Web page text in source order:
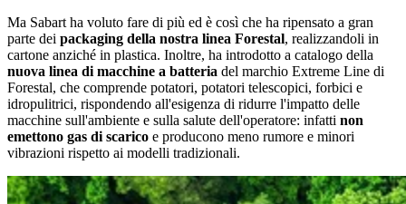
Ma Sabart ha voluto fare di più ed è così che ha ripensato a gran
parte dei packaging della nostra linea Forestal, realizzandoli in
cartone anziché in plastica. Inoltre, ha introdotto a catalogo della
nuova linea di macchine a batteria del marchio Extreme Line di
Forestal, che comprende potatori, potatori telescopici, forbici e
idropulitrici, rispondendo all'esigenza di ridurre l'impatto delle
macchine sull'ambiente e sulla salute dell'operatore: infatti non
emettono gas di scarico e producono meno rumore e minori
vibrazioni rispetto ai modelli tradizionali.